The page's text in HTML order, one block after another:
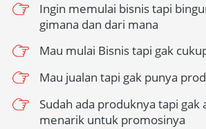
Ingin memulai bisnis tapi
gimana dan dari mana
Mau mulai Bisnis tapi gak
Mau jualan tapi gak punya
Sudah ada produknya tapi gak
menarik untuk promosinya